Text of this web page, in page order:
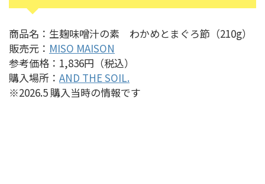
商品名：生麹味噌汁の素 わかめとまぐろ節（210g）
販売元： MISO MAISON
参考価格：1,836円（税込）
購入場所： AND THE SOIL.
※2026.5 購入当時の情報です